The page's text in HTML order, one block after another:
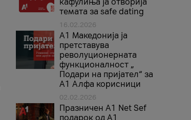
темата за safe dating
16.02.2026
А1 Македонија ја
претставува
револуционерната
функционалност „
Подари на пријател“ за
А1 Алфа корисници
02.02.2026
Празничен A1 Net Sеf
подарок од А1